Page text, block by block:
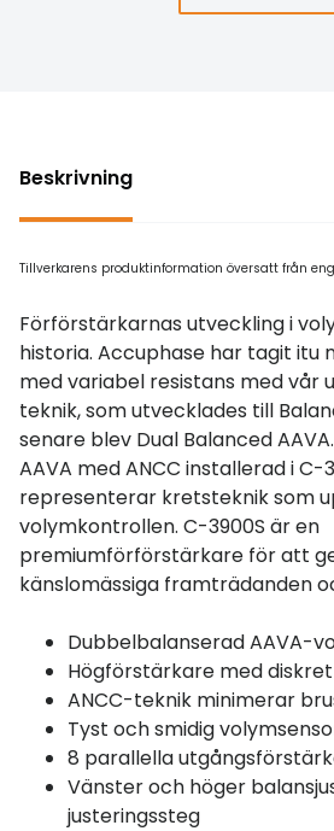
Beskrivning
Tillverkarens produktinformation översatt från
Förförstärkarnas utveckling i
historia. Accuphase har tagit itu
med variabel resistans med vår
teknik, som utvecklades till
senare blev Dual Balanced
AAVA med ANCC installerad i C-
representerar kretsteknik som
volymkontrollen. C-3900S är en
premiumförförstärkare för att
känslomässiga framträdanden
Dubbelbalanserad AAVA-
Högförstärkare med
ANCC-teknik minimerar
Tyst och smidig
8 parallella
Vänster och höger
justeringssteg